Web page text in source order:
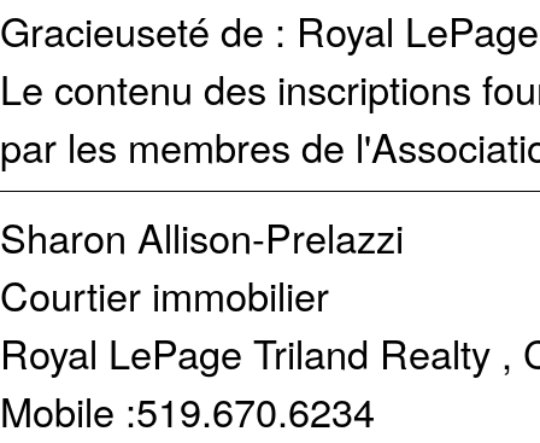
Gracieuseté de : Royal
Le contenu des inscriptions
par les membres de
Sharon Allison-Prelazzi
Courtier immobilier
Royal LePage Triland Realty ,
Mobile :519.670.6234